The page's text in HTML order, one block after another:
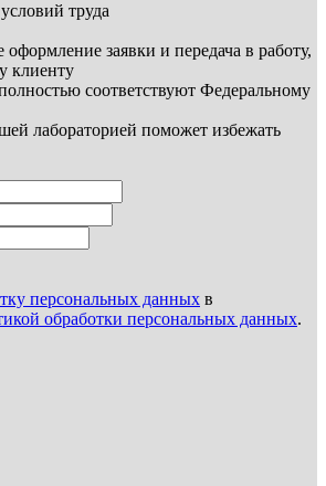
труда
заявки и передача в работу,
клиенту
соответствуют Федеральному
лабораторией поможет избежать
персональных данных в
обработки персональных данных.